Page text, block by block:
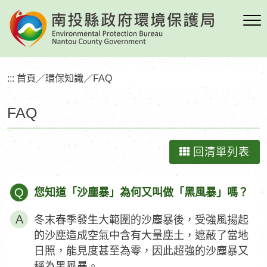
到
要
塊FAQ
::: 首頁 ／環保知識／FAQ
回清單列表
Q 您知道「沙塵暴」為何又叫做「黑風暴」嗎？
冬末春季發生大範圍的沙塵暴後，受強風揚起
的沙塵造成空氣中含有大量塵土，遮蔽了當地
日照，能見度甚至為零，因此超強的沙塵暴又